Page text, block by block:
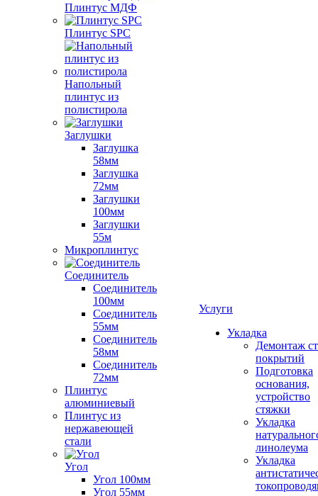
Плинтус МДФ
Плинтус SPC
Напольный
плинтус из
полистирола
Заглушки
Заглушка
58мм
Заглушка
72мм
Заглушки
100мм
Заглушки
55м
Микроплинтус
Соединитель
Соединитель
100мм
Соединитель
55мм
Соединитель
58мм
Соединитель
72мм
Плинтус
алюминиевый
Плинтус из
нержавеющей
стали
Угол
Угол 100мм
Угол 55мм
Услуги
Укладка
Демонтаж
покрытий
Подготовка
основания,
устройство
стяжки
Укладка
линолеума
Укладка